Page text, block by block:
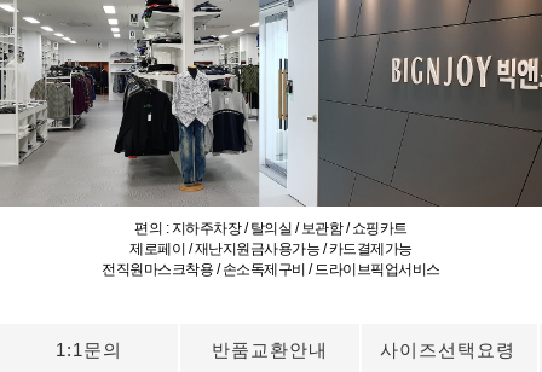
편의 : 지하주차장 / 탈의실 / 보관함 / 쇼핑카트
제로페이 / 재난지원금사용가능 / 카드결제가능
전직원마스크착용 / 손소독제구비 / 드라이브픽업서비스
1:1문의 반품교환안내 사이즈선택요령